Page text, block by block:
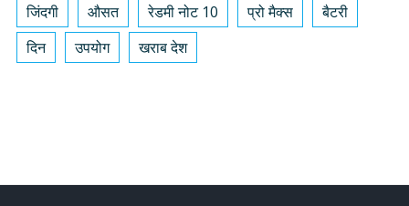
जिंदगी
औसत रेडमी नोट 10 प्रो मैक्स
बैटरी
दिन
उपयोग खराब देश